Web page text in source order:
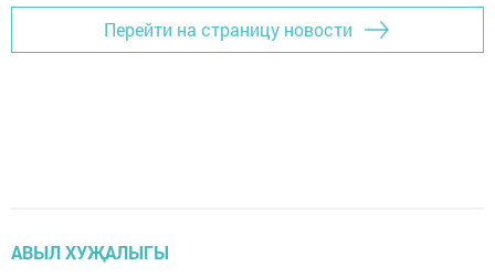
Перейти на страницу новости
АВЫЛ ХУҖАЛЫГЫ